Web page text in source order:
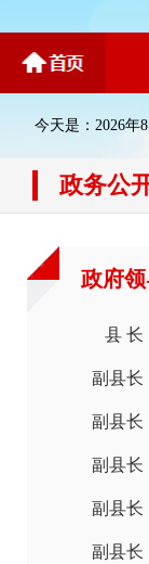
今天是：2026年
政务公
政府
县
副县
副县
副县
副县
副县